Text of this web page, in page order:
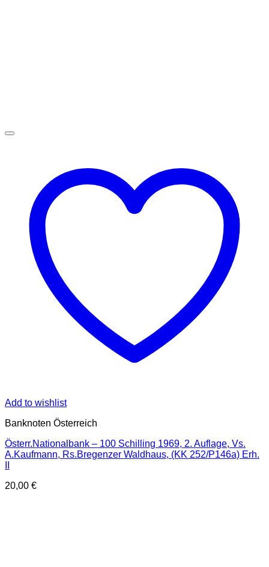
Add to wishlist
Banknoten Österreich
Österr.Nationalbank – 100 Schilling 1969, 2. Auflage, Vs.
A.Kaufmann, Rs.Bregenzer Waldhaus, (KK 252/P146a) Erh.
20,00 €